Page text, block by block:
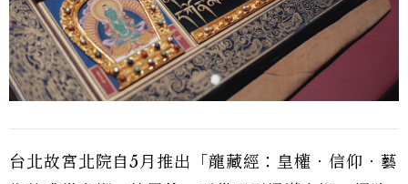
台北故宮北院自5月推出「龍藏經：皇權．信仰．藝